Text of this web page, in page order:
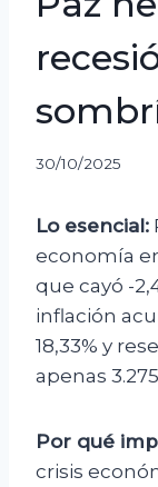
30/10/2025
Lo esencial:
economía
que cayó -
inflación
18,33% y
apenas
Por qué
crisis